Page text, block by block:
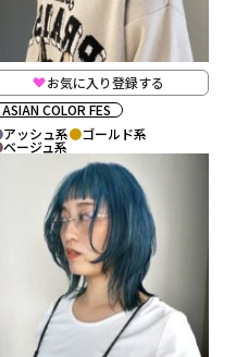
お気に入り登録する
ASIAN COLOR FES
アッシュ系
ゴールド系
ベージュ系